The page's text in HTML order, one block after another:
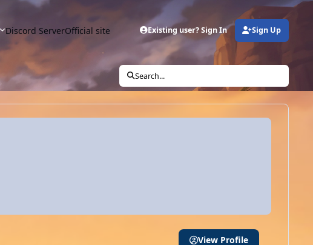
Discord ServerOfficial site Existing user? Sign In Sign Up
Search...
View Profile